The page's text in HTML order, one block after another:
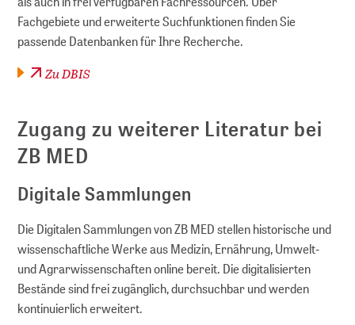
Fachgebiete und erweiterte Suchfunktionen finden Sie
passende Datenbanken für Ihre Recherche.
Zu DBIS
Zugang zu weiterer Literatur bei
ZB MED
Digitale Sammlungen
Die Digitalen Sammlungen von ZB MED stellen historische und
wissenschaftliche Werke aus Medizin, Ernährung, Umwelt-
und Agrarwissenschaften online bereit. Die digitalisierten
Bestände sind frei zugänglich, durchsuchbar und werden
kontinuierlich erweitert.